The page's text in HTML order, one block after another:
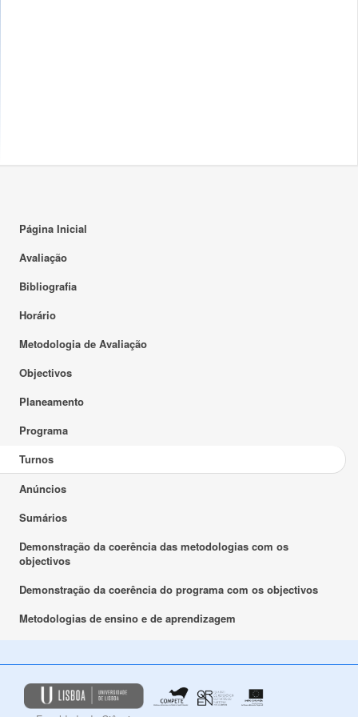
Página Inicial
Avaliação
Bibliografia
Horário
Metodologia de Avaliação
Objectivos
Planeamento
Programa
Turnos
Anúncios
Sumários
Demonstração da coerência das metodologias com os
objectivos
Demonstração da coerência do programa com os objectivos
Metodologias de ensino e de aprendizagem